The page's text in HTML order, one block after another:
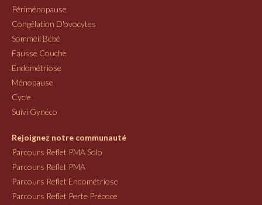
Périménopause
Congélation D'ovocytes
Sommeil Bébé
Fausse Couche
Endométriose
Ménopause
Cycle
Suivi Gynéco
Rejoignez notre communauté
Parcours Reflet PMA Solo
Parcours Reflet PMA
Parcours Reflet Endométriose
Parcours Reflet Perte Précoce